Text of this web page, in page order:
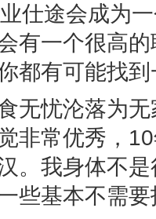
仕途会成为
有一个很高
都有可能找
无忧沦落为
非常优秀，
。我身体不
些基本不需